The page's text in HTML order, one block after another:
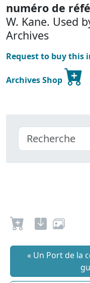
numéro de
W. Kane. Used
Archives
Request to buy this
Archives Shop
« Un Port de la